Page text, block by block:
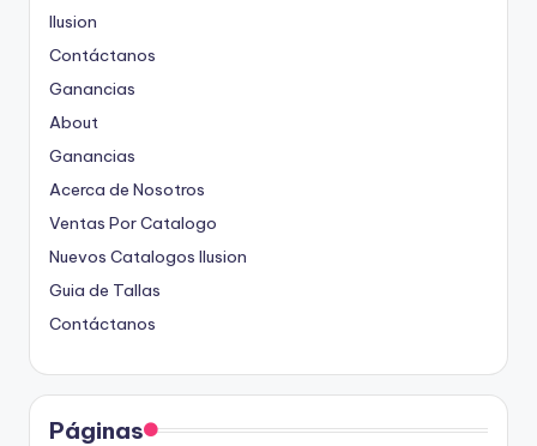
Ilusion
Contáctanos
Ganancias
About
Ganancias
Acerca de Nosotros
Ventas Por Catalogo
Nuevos Catalogos Ilusion
Guia de Tallas
Contáctanos
Páginas